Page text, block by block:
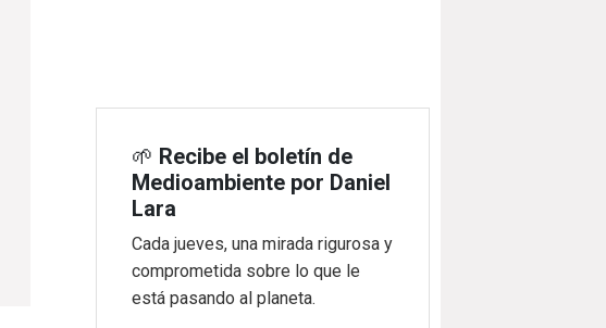
🌱 Recibe el boletín de
Medioambiente por Daniel
Lara
Cada jueves, una mirada rigurosa y
comprometida sobre lo que le
está pasando al planeta.